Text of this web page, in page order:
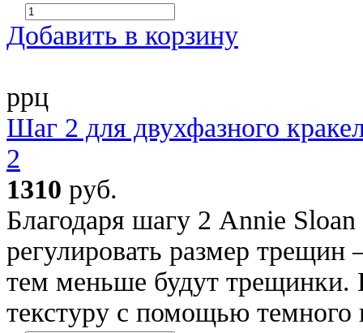
Добавить в корзину
ррц
Шаг 2 для двухфазного
2
1310 руб.
Благодаря шагу 2 Annie
регулировать размер
тем меньше будут
текстуру с помощью